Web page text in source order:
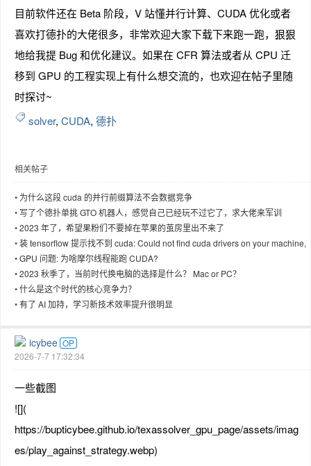
目前软件还在 Beta 阶段，V 站懂并行计算、CUDA 优化或者
喜欢打德扑的大佬很多，非常欢迎大家下载下来跑一跑，狠狠
地给我提 Bug 和优化建议。如果在 CFR 算法或者从 CPU 迁
移到 GPU 的工程实现上有什么想交流的，也欢迎在帖子里随
时探讨~
solver, CUDA, 德扑
相关帖子
• 为什么这段 cuda 的并行前缀算法不会数据竞争
• 写了个德扑单挑 GTO 机器人，感觉自己已经玩不过它了，求大佬来军训
•2023 年了，希望果粉们不要掉在苹果的茧房里出不来了
•装 tensorflow 提示找不到 cuda: Could not find cuda drivers on your machine,
GPU will not be used.
•GPU 问题: 为啥摩尔线程能跑 CUDA?
•2023 秋季了，当前时代换电脑的选择是什么？ Mac or PC？
•什么是这个时代的核心竞争力？
•有了 AI 加持，学习新技术效率提升很明显
icybee OP
2026-7-7 17:32:34
一些截图
![](
https://bupticybee.github.io/texassolver_gpu_page/assets/imag
es/play_against_strategy.webp)